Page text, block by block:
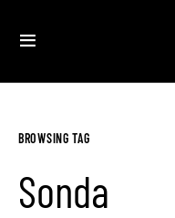
BROWSING TAG
Sonda